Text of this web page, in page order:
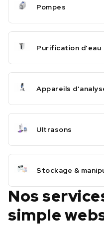
Pompes
Purification d'eau
Appareils
Ultrasons
Stockage &
Nos
simple